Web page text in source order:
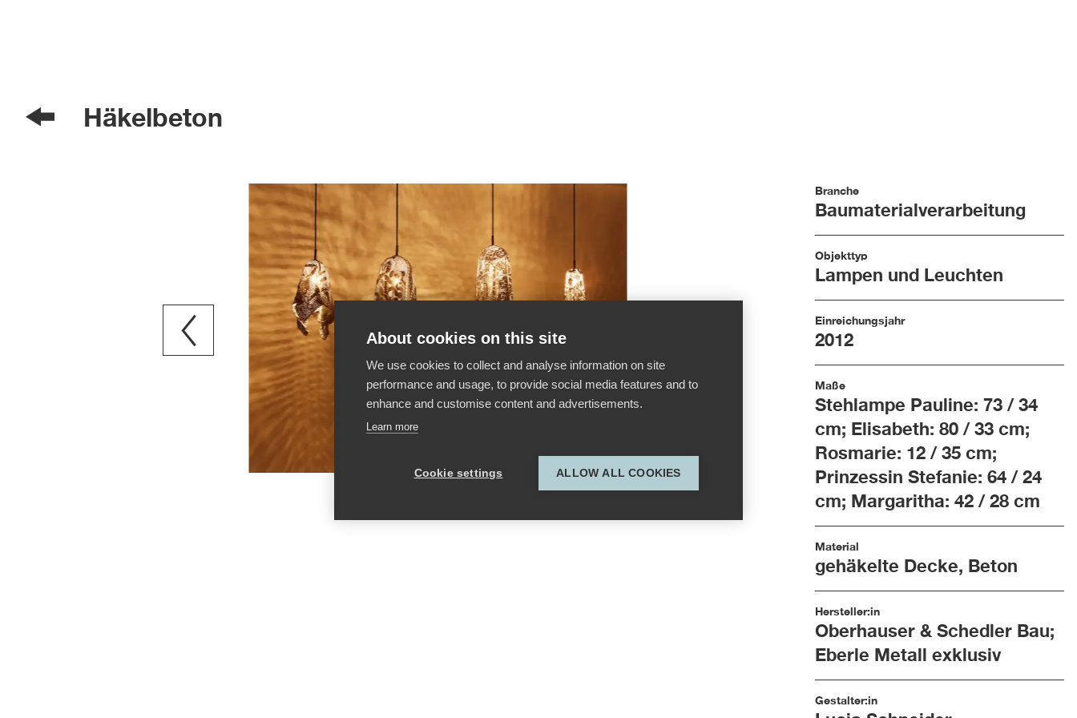
Häkelbeton
Branche
Baumaterialverarbeitung
Objekttyp
Lampen und Leuchten
Einreichungsjahr
2012
Maße
Stehlampe Pauline: 73 / 34
cm; Elisabeth: 80 / 33 cm;
Rosmarie: 12 / 35 cm;
Prinzessin Stefanie: 64 / 24
cm; Margaritha: 42 / 28 cm
Material
gehäkelte Decke, Beton
Hersteller:in
Oberhauser & Schedler Bau;
Eberle Metall exklusiv
Gestalter:in
About cookies on this site
We use cookies to collect and analyse information on site
performance and usage, to provide social media features and to
enhance and customise content and advertisements.
Learn more
Cookie settings ALLOW ALL COOKIES